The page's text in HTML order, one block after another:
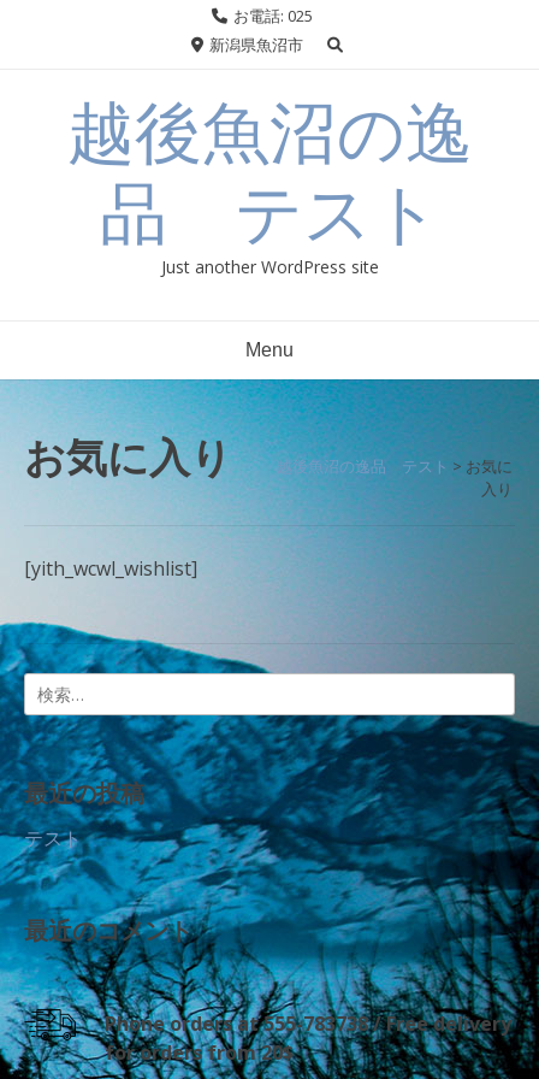
お電話: 025
新潟県魚沼市
越後魚沼の逸
品 テスト
Just another WordPress site
Menu
お気に入り 越後魚沼の逸品 テスト > お気に
入り
[yith_wcwl_wishlist]
検
索:
最近の投稿
テスト
最近のコメント
Phone orders at 555-783738 / Free delivery
for orders from 20$